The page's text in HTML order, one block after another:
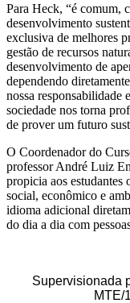
Para Heck, “é comum,
desenvolvimento
exclusiva de melhores
gestão de recursos
desenvolvimento de
dependendo
nossa responsabilidade
sociedade nos torna
de prover um futuro
O Coordenador do
professor André Luiz
propicia aos estudantes
social, econômico e
idioma adicional
do dia a dia com
Supervisionada
MTE/